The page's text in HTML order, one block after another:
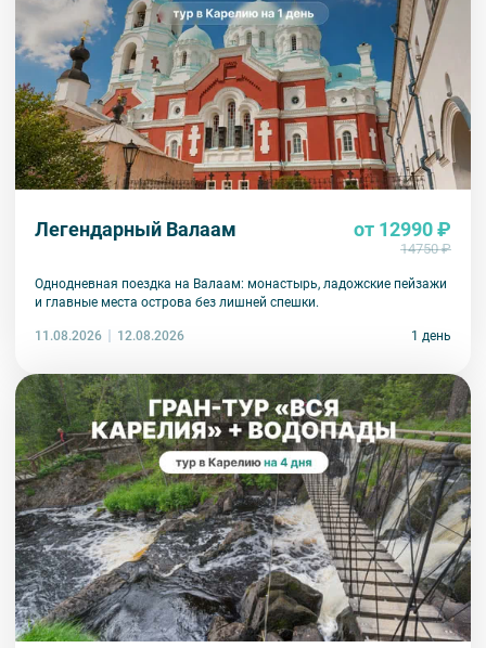
Легендарный Валаам от 12990 ₽
14750 ₽
Однодневная поездка на Валаам: монастырь, ладожские пейзажи
и главные места острова без лишней спешки.
11.08.2026 12.08.2026 1 день